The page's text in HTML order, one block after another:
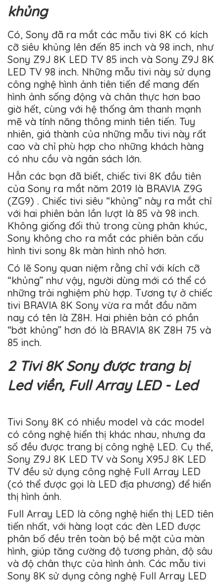
khủng
Có, Sony đã ra mắt các mẫu tivi 8K có kích
cỡ siêu khủng lên đến 85 inch và 98 inch, như
Sony Z9J 8K LED TV 85 inch và Sony Z9J 8K
LED TV 98 inch. Những mẫu tivi này sử dụng
công nghệ hình ảnh tiên tiến để mang đến
hình ảnh sống động và chân thực hơn bao
giờ hết, cùng với hệ thống âm thanh mạnh
mẽ và tính năng thông minh tiên tiến. Tuy
nhiên, giá thành của những mẫu tivi này rất
cao và chỉ phù hợp cho những khách hàng
có nhu cầu và ngân sách lớn.
Hẳn các bạn đã biết, chiếc tivi 8K đầu tiên
của Sony ra mắt năm 2019 là BRAVIA Z9G
(ZG9) . Chiếc tivi siêu “khủng” này ra mắt chỉ
với hai phiên bản lần lượt là 85 và 98 inch.
Không giống đối thủ trong cùng phân khúc,
Sony không cho ra mắt các phiên bản cấu
hình tivi sony 8k màn hình nhỏ hơn.
Có lẽ Sony quan niệm rằng chỉ với kích cỡ
“khủng” như vậy, người dùng mới có thể có
những trải nghiệm phù hợp. Tương tự ở chiếc
tivi BRAVIA 8K Sony vừa ra mắt đầu năm
nay có tên là Z8H. Hai phiên bản có phần
“bớt khủng” hơn đó là BRAVIA 8K Z8H 75 và
85 inch.
2 Tivi 8K Sony được trang bị
Led viền, Full Array LED - Led
Tivi Sony 8K có nhiều model và các model
có công nghệ hiển thị khác nhau, nhưng đa
số đều được trang bị công nghệ LED. Cụ thể,
Sony Z9J 8K LED TV và Sony X95J 8K LED
TV đều sử dụng công nghệ Full Array LED
(có thể được gọi là LED địa phương) để hiển
thị hình ảnh.
Full Array LED là công nghệ hiển thị LED tiên
tiến nhất, với hàng loạt các đèn LED được
phân bố đều trên toàn bộ bề mặt của màn
hình, giúp tăng cường độ tương phản, độ sâu
và độ chân thực của hình ảnh. Các mẫu tivi
Sony 8K sử dụng công nghệ Full Array LED